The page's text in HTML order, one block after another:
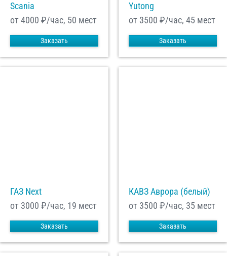
Scania
от 4000 ₽/час, 50 мест
Заказать
Yutong
от 3500 ₽/час, 45 мест
Заказать
ГАЗ Next
от 3000 ₽/час, 19 мест
Заказать
КАВЗ Аврора (белый)
от 3500 ₽/час, 35 мест
Заказать